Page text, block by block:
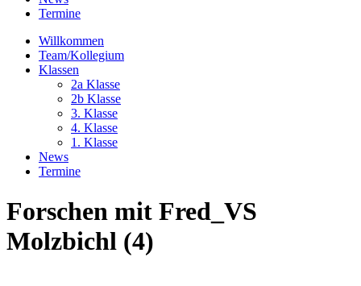
Termine
Willkommen
Team/Kollegium
Klassen
2a Klasse
2b Klasse
3. Klasse
4. Klasse
1. Klasse
News
Termine
Forschen mit Fred_VS
Molzbichl (4)